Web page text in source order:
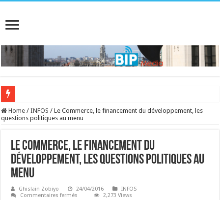
Home / INFOS / Le Commerce, le financement du développement, les
questions politiques au menu
Le Commerce, le financement du
développement, les questions politiques au
menu
Ghislain Zobiyo 24/04/2016
INFOS
Commentaires fermés
2,273 Views